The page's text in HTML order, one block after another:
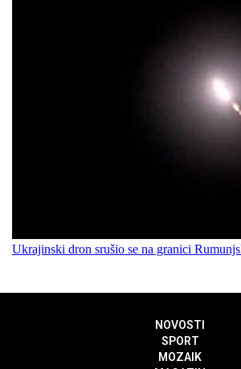
Ukrajinski dron srušio se na granici
NOVOSTI
SPORT
MOZAIK